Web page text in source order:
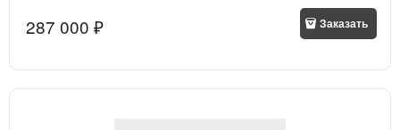
287 000 ₽ Заказать